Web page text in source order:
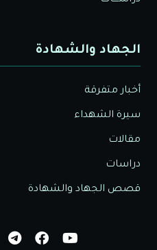
الجهاد والشهادة
أخبار متفرقة
سيرة الشهداء
مقالات
دراسات
قصص الجهاد والشهادة